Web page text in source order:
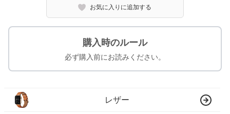
お気に入りに追加する
購入時のルール
必ず購入前にお読みください。
レザー